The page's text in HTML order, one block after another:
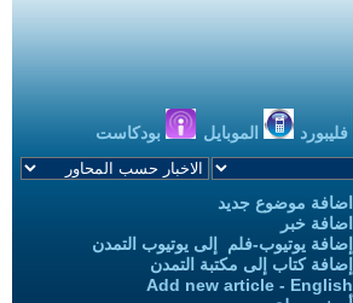
فليبورد الموبايل بودكاست
اضافة موضوع جديد
اضافة خبر
إضافة يوتيوب-فلم إلى يوتيوب التمدن
إضافة كتاب إلى مكتبة التمدن
Add new article - English